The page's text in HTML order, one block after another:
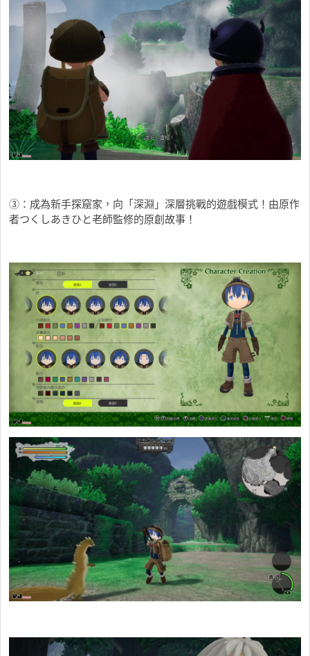
③：成為新手探窟家，向「深淵」深層挑戰的遊戲模式！由原作
者つくしあきひと老師監修的原創故事！